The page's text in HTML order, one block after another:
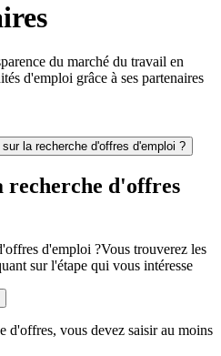
du marché du travail en
d'emploi grâce à ses partenaires
la recherche d'offres d'emploi ?
recherche d'offres
d'emploi ?Vous trouverez les
sur l'étape qui vous intéresse
d'offres, vous devez saisir au moins